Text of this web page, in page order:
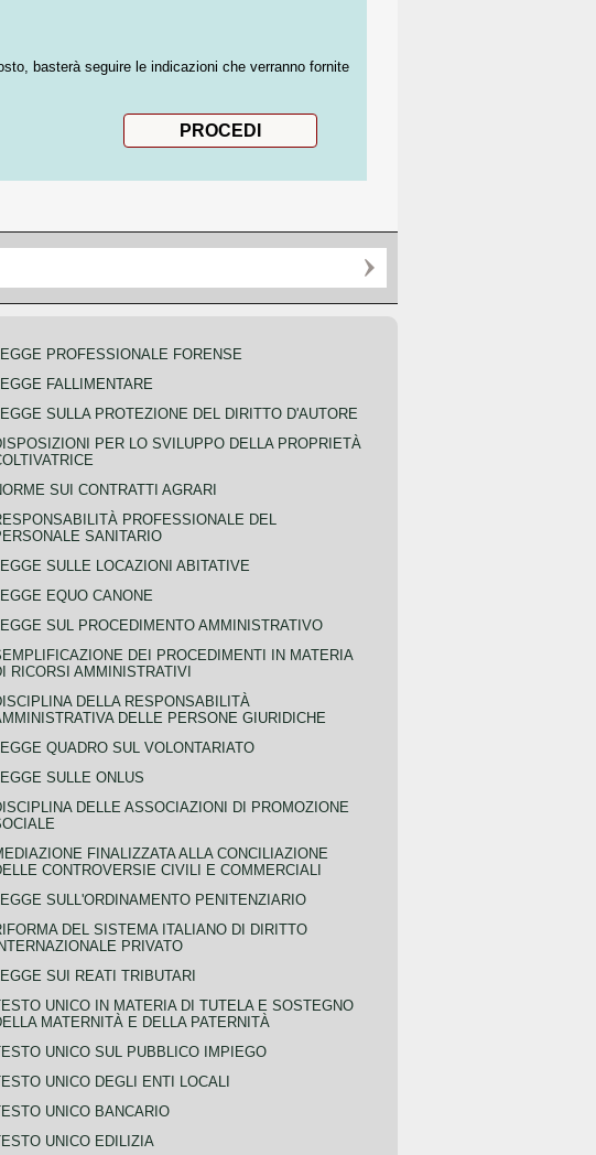
basterà seguire le indicazioni che verranno fornite
PROFESSIONALE FORENSE
FALLIMENTARE
SULLA PROTEZIONE DEL DIRITTO D'AUTORE
PER LO SVILUPPO DELLA PROPRIETÀ
SUI CONTRATTI AGRARI
PROFESSIONALE DEL
SANITARIO
SULLE LOCAZIONI ABITATIVE
EQUO CANONE
SUL PROCEDIMENTO AMMINISTRATIVO
DEI PROCEDIMENTI IN MATERIA
RICORSI AMMINISTRATIVI
DELLA RESPONSABILITÀ
DELLE PERSONE GIURIDICHE
QUADRO SUL VOLONTARIATO
SULLE ONLUS
DELLE ASSOCIAZIONI DI PROMOZIONE
FINALIZZATA ALLA CONCILIAZIONE
CONTROVERSIE CIVILI E COMMERCIALI
SULL'ORDINAMENTO PENITENZIARIO
DEL SISTEMA ITALIANO DI DIRITTO
INTERNAZIONALE PRIVATO
SUI REATI TRIBUTARI
UNICO IN MATERIA DI TUTELA E SOSTEGNO
MATERNITÀ E DELLA PATERNITÀ
UNICO SUL PUBBLICO IMPIEGO
UNICO DEGLI ENTI LOCALI
UNICO BANCARIO
UNICO EDILIZIA